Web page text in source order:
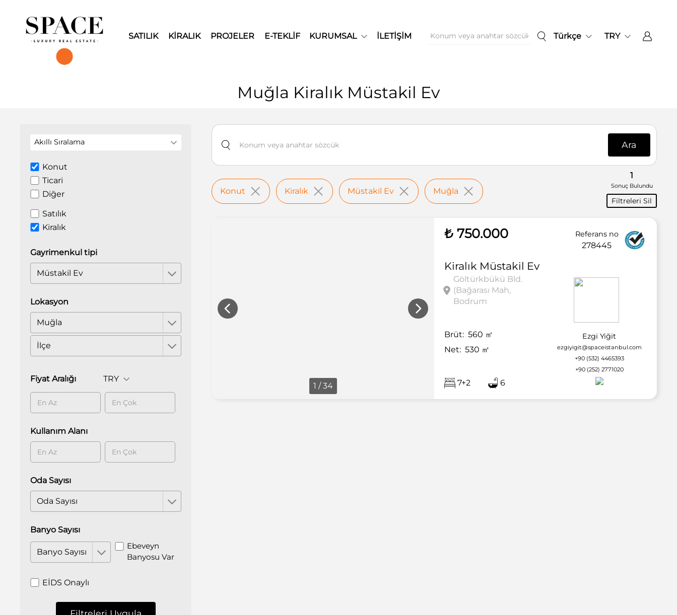
SATILIK KİRALIK PROJELER E-TEKLİF KURUMSAL İLETİŞİM Türkçe TRY
Muğla Kiralık Müstakil Ev
Akıllı Sıralama
Konut
Ticari
Diğer
Satılık
Kiralık
Gayrimenkul tipi
Müstakil Ev
Lokasyon
Muğla
İlçe
Fiyat Aralığı TRY
Kullanım Alanı
Oda Sayısı
Oda Sayısı
Banyo Sayısı
Banyo Sayısı
Ebeveyn
Banyosu Var
EİDS Onaylı
Ara
Konut Kiralık Müstakil Ev Muğla
1
Sonuç Bulundu
Filtreleri Sil
1 / 34
₺ 750.000
Kiralık Müstakil Ev
Göltürkbükü Bld.
(Bağarası Mah,
Bodrum
Brüt: 560 ㎡
Net: 530 ㎡
7+2 6
Referans no
278445
Ezgi Yiğit
ezgiyigit@spaceistanbul.com
+90 (532) 4465393
+90 (252) 2771020